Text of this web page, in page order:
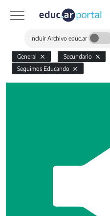
Incluir Archivo educ.ar
General Secundario
Seguimos Educando